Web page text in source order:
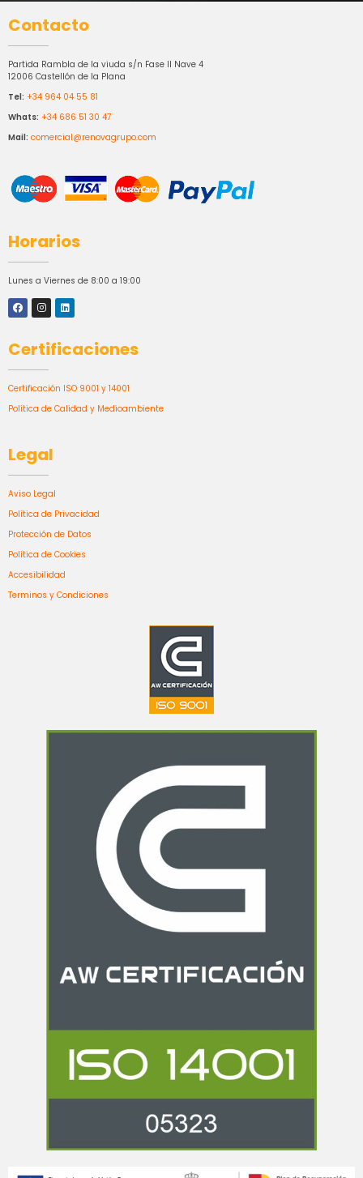
Contacto
Partida Rambla de la viuda s/n Fase II Nave 4
12006 Castellón de la Plana
Tel: +34 964 04 55 81
Whats: +34 686 51 30 47
Mail: comercial@renovagrupo.com
Horarios
Lunes a Viernes de 8:00 a 19:00
Certificaciones
Certificación ISO 9001 y 14001
Política de Calidad y Medioambiente
Legal
Aviso Legal
Política de Privacidad
Protección de Datos
Política de Cookies
Accesibilidad
Terminos y Condiciones